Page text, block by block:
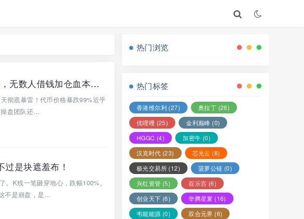
连夜崩盘！【TSR泰斯拉】彻底归零！千万血汗钱被套，无数人借钱加仓血本无归！
彻底暴雷！代币价格暴跌99%近乎
盘团队还...
过是块遮羞布！
K线一笔砸穿地心，跌幅100%。
不是崩盘，是...
热门浏览
热门标签
香港维尔利 (27) 奥拉丁 (26)
优哩哩 (25) 金利巅峰 (0)
HGGC (4) 加密牛 (0)
汉克时代 (23) 芯光云 (8)
极光交易所 (12) 菠萝公链 (0)
兴红资管 (5) 百乐宫 (6)
创业天下 (6) 华腾星寰 (16)
韦能能源 (0) 双合元界 (6)